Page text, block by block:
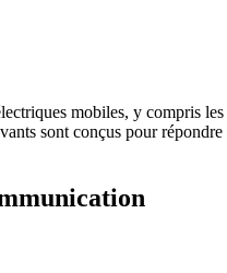
mobiles, y compris
sont conçus pour